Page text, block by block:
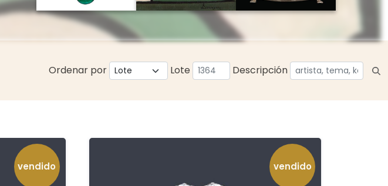
Ordenar por Lote Descripción
vendido vendido